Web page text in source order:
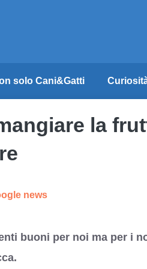
solo Cani&Gatti
la
news
buoni per noi ma per i